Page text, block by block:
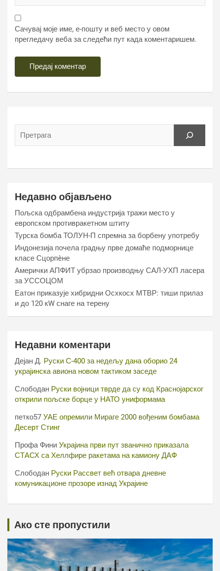
Сачувај моје име, е-пошту и веб место у овом
прегледачу веба за следећи пут када коментаришем.
Недавно објављено
Пољска одбрамбена индустрија тражи место у
европском противракетном штиту
Турска бомба ТОЛУН-П спремна за борбену употребу
Индонезија почела градњу прве домаће подморнице
класе Сцорпèне
Амерички АПФИТ убрзао производњу САЛ-УХП ласера
за УССОЦОМ
Еатон приказује хибридни Осхкосх МТВР: тиши прилаз
и до 120 кW снаге на терену
Недавни коментари
Дејан Д. Руски С-400 за недељу дана оборио 24
украјинска авиона новом тактиком заседе
Слободан Руски војници тврде да су код Краснојарског
открили пољске борце у НАТО униформама
петко57 УАЕ опремили Мираге 2000 вођеним бомбама
Десерт Стинг
Профа Фини Украјина први пут званично приказала
СТАСХ са Хеллфире ракетама на камиону ДАФ
Слободан Руски Рассвет већ отвара дневне
комуникационе прозоре изнад Украјине
Ако сте пропустили